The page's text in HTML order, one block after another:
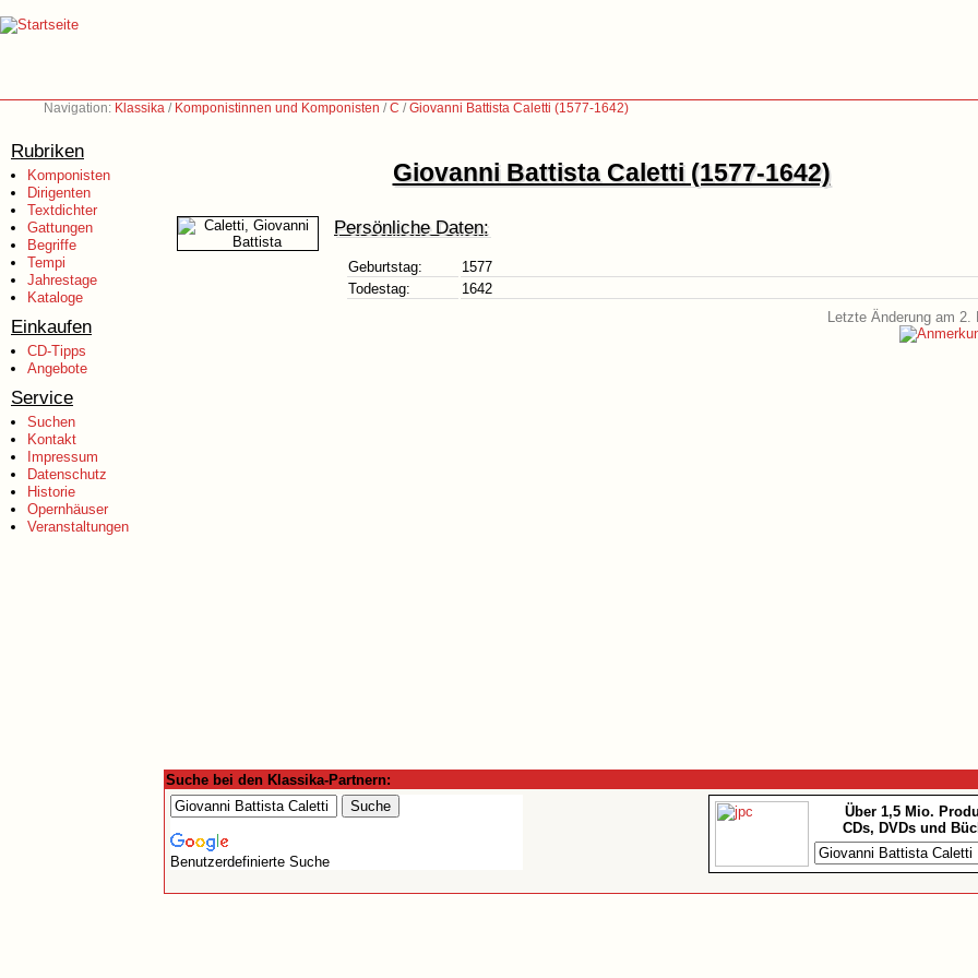
Navigation: Klassika / Komponistinnen und Komponisten /C /Giovanni Battista Caletti (1577-1642)
Rubriken
Komponisten
Dirigenten
Textdichter
Gattungen
Begriffe
Tempi
Jahrestage
Kataloge
Einkaufen
CD-Tipps
Angebote
Service
Suchen
Kontakt
Impressum
Datenschutz
Historie
Opernhäuser
Veranstaltungen
Giovanni Battista Caletti (1577-1642)
Persönliche Daten:
Geburtstag:
1577
Todestag:
1642
Letzte Änderung am 2.
Suche bei den Klassika-Partnern:
Benutzerdefinierte Suche
Über 1,5 Mio.
CDs, DVDs und